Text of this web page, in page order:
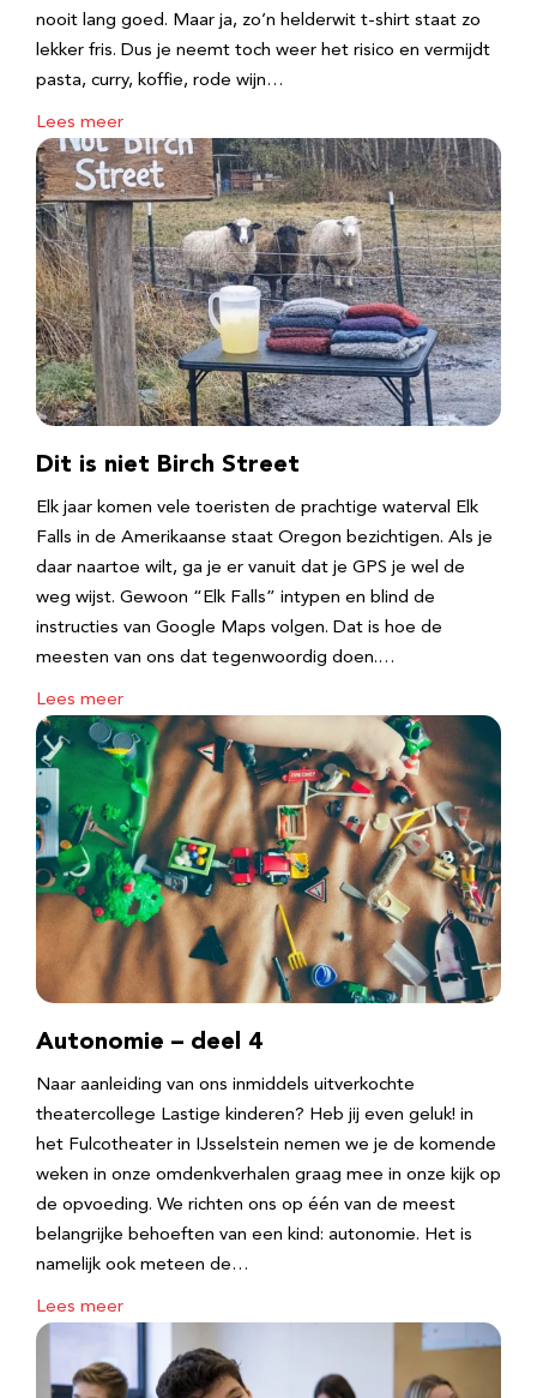
nooit lang goed. Maar ja, zo’n helderwit t-shirt staat zo
lekker fris. Dus je neemt toch weer het risico en vermijdt
pasta, curry, koffie, rode wijn…
Lees meer
Dit is niet Birch Street
Elk jaar komen vele toeristen de prachtige waterval Elk
Falls in de Amerikaanse staat Oregon bezichtigen. Als je
daar naartoe wilt, ga je er vanuit dat je GPS je wel de
weg wijst. Gewoon “Elk Falls” intypen en blind de
instructies van Google Maps volgen. Dat is hoe de
meesten van ons dat tegenwoordig doen.…
Lees meer
Autonomie – deel 4
Naar aanleiding van ons inmiddels uitverkochte
theatercollege Lastige kinderen? Heb jij even geluk! in
het Fulcotheater in IJsselstein nemen we je de komende
weken in onze omdenkverhalen graag mee in onze kijk op
de opvoeding. We richten ons op één van de meest
belangrijke behoeften van een kind: autonomie. Het is
namelijk ook meteen de…
Lees meer